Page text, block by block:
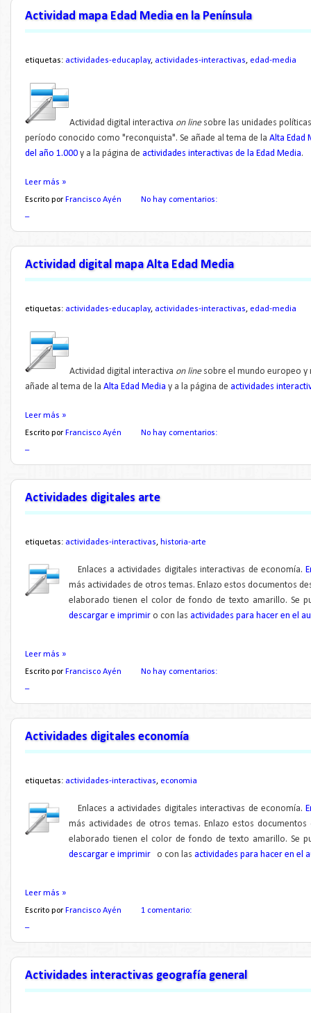
Actividad mapa Edad Media en la Península
etiquetas: actividades-educaplay, actividades-interactivas, edad-media
Actividad digital interactiva on line sobre las unidades
período conocido como "reconquista". Se añade al tema de la Alta Edad
del año 1.000 y a la página de actividades interactivas de la Edad Media.
Leer más »
Escrito por Francisco Ayén
No hay comentarios:
Actividad digital mapa Alta Edad Media
etiquetas: actividades-educaplay, actividades-interactivas, edad-media
Actividad digital interactiva on line sobre el mundo europeo y
añade al tema de la Alta Edad Media y a la página de actividades
Leer más »
Escrito por Francisco Ayén
No hay comentarios:
Actividades digitales arte
etiquetas: actividades-interactivas, historia-arte
Enlaces a actividades digitales interactivas de economía.
más actividades de otros temas. Enlazo estos documentos
elaborado tienen el color de fondo de texto amarillo.Se
descargar e imprimiro con las actividades para hacer en el
Leer más »
Escrito por Francisco Ayén
No hay comentarios:
Actividades digitales economía
etiquetas: actividades-interactivas, economia
Enlaces a actividades digitales interactivas de economía.
más actividades de otros temas.
Enlazo estos
elaborado tienen el color de fondo de texto amarillo.Se
descargar e imprimir
o con las actividades para hacer en el
Leer más »
Escrito por Francisco Ayén
1 comentario:
Actividades interactivas geografía general